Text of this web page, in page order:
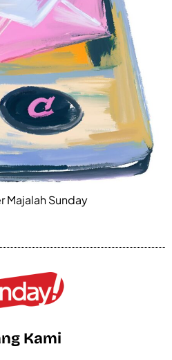
Majalah Sunday
Kami